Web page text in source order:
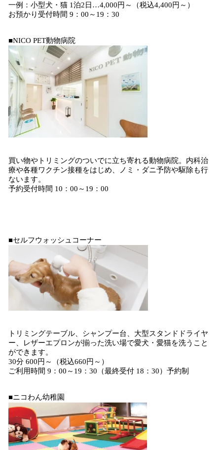
一例：小型犬・猫 1泊2日…4,000円～（税込4,400円～）
お預かり受付時間 9：00～19：30
■NICO PET動物病院
買い物やトリミングのついでに立ち寄れる動物病院。内科治
療や各種ワクチン接種をはじめ、ノミ・ダニ予防や駆除も行
ないます。
予約受付時間 10：00～19：00
■セルフウォッシュコーナー
トリミングテーブル、シャンプー台、大型スタンドドライヤ
ー、レザーエプロンが揃った洗い場で愛犬・愛猫を洗うこと
ができます。
30分 600円～（税込660円～）
ご利用時間 9：00～19：30（最終受付 18：30）予約制
■ニコわん幼稚園